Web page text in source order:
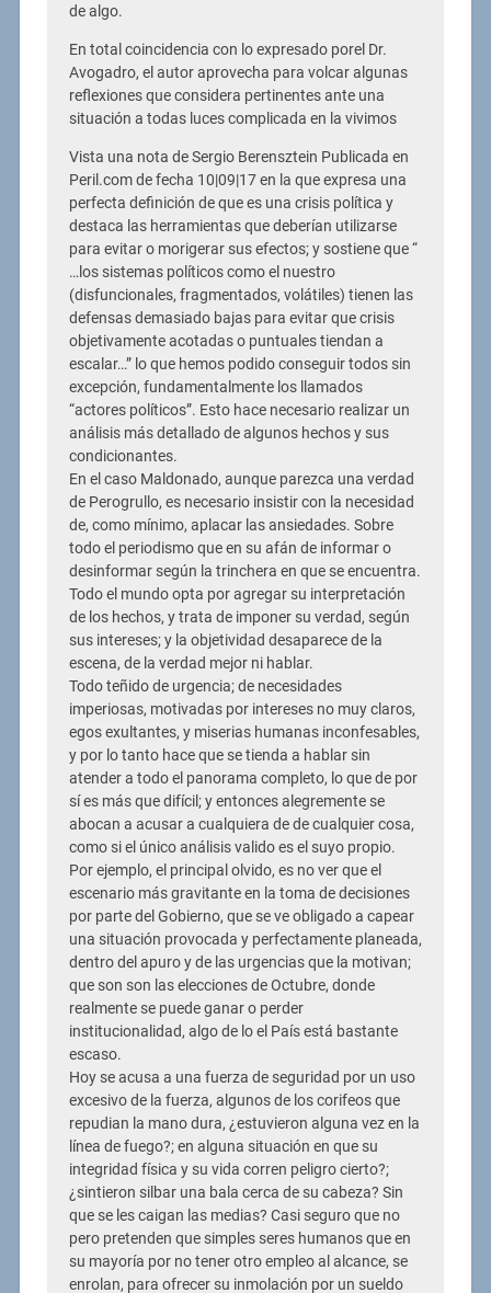
de algo.
En total coincidencia con lo expresado porel Dr.
Avogadro, el autor aprovecha para volcar algunas
reflexiones que considera pertinentes ante una
situación a todas luces complicada en la vivimos
Vista una nota de Sergio Berensztein Publicada en
Peril.com de fecha 10|09|17 en la que expresa una
perfecta definición de que es una crisis política y
destaca las herramientas que deberían utilizarse
para evitar o morigerar sus efectos; y sostiene que “
…los sistemas políticos como el nuestro
(disfuncionales, fragmentados, volátiles) tienen las
defensas demasiado bajas para evitar que crisis
objetivamente acotadas o puntuales tiendan a
escalar…” lo que hemos podido conseguir todos sin
excepción, fundamentalmente los llamados
“actores políticos”. Esto hace necesario realizar un
análisis más detallado de algunos hechos y sus
condicionantes.
En el caso Maldonado, aunque parezca una verdad
de Perogrullo, es necesario insistir con la necesidad
de, como mínimo, aplacar las ansiedades. Sobre
todo el periodismo que en su afán de informar o
desinformar según la trinchera en que se encuentra.
Todo el mundo opta por agregar su interpretación
de los hechos, y trata de imponer su verdad, según
sus intereses; y la objetividad desaparece de la
escena, de la verdad mejor ni hablar.
Todo teñido de urgencia; de necesidades
imperiosas, motivadas por intereses no muy claros,
egos exultantes, y miserias humanas inconfesables,
y por lo tanto hace que se tienda a hablar sin
atender a todo el panorama completo, lo que de por
sí es más que difícil; y entonces alegremente se
abocan a acusar a cualquiera de de cualquier cosa,
como si el único análisis valido es el suyo propio.
Por ejemplo, el principal olvido, es no ver que el
escenario más gravitante en la toma de decisiones
por parte del Gobierno, que se ve obligado a capear
una situación provocada y perfectamente planeada,
dentro del apuro y de las urgencias que la motivan;
que son son las elecciones de Octubre, donde
realmente se puede ganar o perder
institucionalidad, algo de lo el País está bastante
escaso.
Hoy se acusa a una fuerza de seguridad por un uso
excesivo de la fuerza, algunos de los corifeos que
repudian la mano dura, ¿estuvieron alguna vez en la
línea de fuego?; en alguna situación en que su
integridad física y su vida corren peligro cierto?;
¿sintieron silbar una bala cerca de su cabeza? Sin
que se les caigan las medias? Casi seguro que no
pero pretenden que simples seres humanos que en
su mayoría por no tener otro empleo al alcance, se
enrolan, para ofrecer su inmolación por un sueldo